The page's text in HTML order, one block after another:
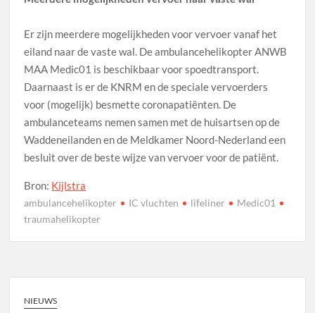
Er zijn meerdere mogelijkheden voor vervoer vanaf het
eiland naar de vaste wal. De ambulancehelikopter ANWB
MAA Medic01 is beschikbaar voor spoedtransport.
Daarnaast is er de KNRM en de speciale vervoerders
voor (mogelijk) besmette coronapatiënten. De
ambulanceteams nemen samen met de huisartsen op de
Waddeneilanden en de Meldkamer Noord-​Nederland een
besluit over de beste wijze van vervoer voor de patiënt.
Bron: Kijlstra
ambulancehelikopter IC vluchten lifeliner
Medic01
traumahelikopter
NIEUWS